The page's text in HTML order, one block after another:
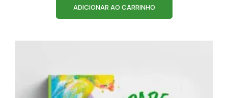
ADICIONAR AO CARRINHO